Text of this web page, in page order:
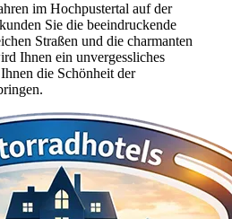
im Hochpustertal auf der
Sie die beeindruckende
Straßen und die charmanten
Ihnen ein unvergessliches
die Schönheit der